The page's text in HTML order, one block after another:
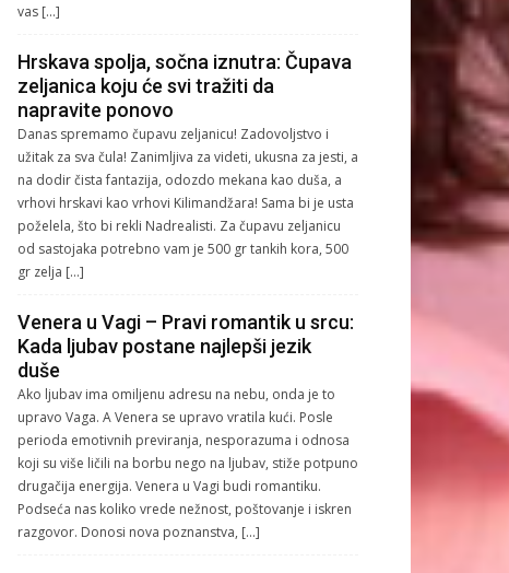
vas […]
Hrskava spolja, sočna iznutra: Čupava
zeljanica koju će svi tražiti da
napravite ponovo
Danas spremamo čupavu zeljanicu! Zadovoljstvo i
užitak za sva čula! Zanimljiva za videti, ukusna za jesti, a
na dodir čista fantazija, odozdo mekana kao duša, a
vrhovi hrskavi kao vrhovi Kilimandžara! Sama bi je usta
poželela, što bi rekli Nadrealisti. Za čupavu zeljanicu
od sastojaka potrebno vam je 500 gr tankih kora, 500
gr zelja […]
Venera u Vagi – Pravi romantik u srcu:
Kada ljubav postane najlepši jezik
duše
Ako ljubav ima omiljenu adresu na nebu, onda je to
upravo Vaga. A Venera se upravo vratila kući. Posle
perioda emotivnih previranja, nesporazuma i odnosa
koji su više ličili na borbu nego na ljubav, stiže potpuno
drugačija energija. Venera u Vagi budi romantiku.
Podseća nas koliko vrede nežnost, poštovanje i iskren
razgovor. Donosi nova poznanstva, […]